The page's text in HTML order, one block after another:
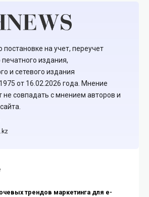
постановке на учет, переучет
издания,
и сетевого издания
от 16.02.2026 года. Мнение
совпадать с мнением авторов и
трендов маркетинга для e-